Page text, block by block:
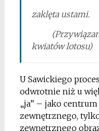
zaklęta ustami.
kwiatów lotosu)
U Sawickiego
odwrotnie niż u
„ja” – jako
zewnętrznego,
zewnętrznego